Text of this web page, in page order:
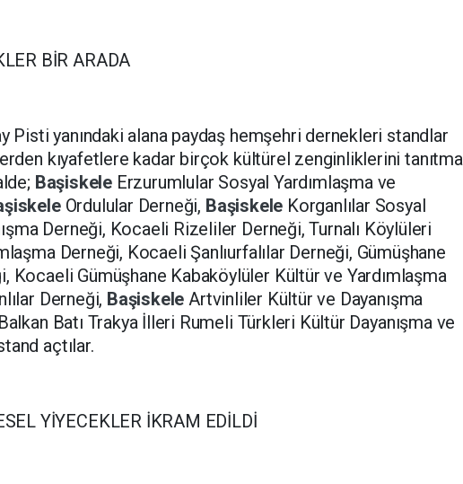
BİR ARADA
Pisti yanındaki alana paydaş hemşehri dernekleri standlar
kıyafetlere kadar birçok kültürel zenginliklerini tanıtma
Başiskele Erzurumlular Sosyal Yardımlaşma ve
Ordulular Derneği, Başiskele Korganlılar Sosyal
Derneği, Kocaeli Rizeliler Derneği, Turnalı Köylüleri
Derneği, Kocaeli Şanlıurfalılar Derneği, Gümüşhane
Kocaeli Gümüşhane Kabaköylüler Kültür ve Yardımlaşma
Derneği, Başiskele Artvinliler Kültür ve Dayanışma
Balkan Batı Trakya İlleri Rumeli Türkleri Kültür Dayanışma ve
açtılar.
YİYECEKLER İKRAM EDİLDİ